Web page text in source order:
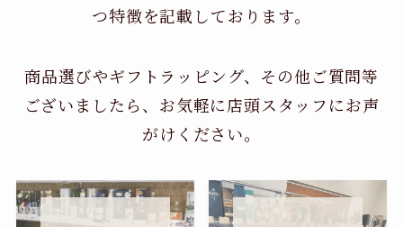
つ特徴を記載しております。
商品選びやギフトラッピング、その他ご質問等
ございましたら、お気軽に店頭スタッフにお声
がけください。